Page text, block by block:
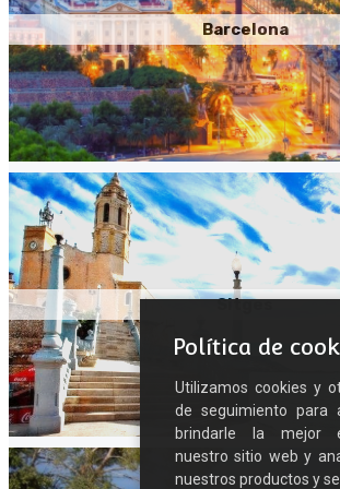
Barcelona
Sitges
Política de
Utilizamos cookies y
de seguimiento para
brindarle la mejor
nuestro sitio web y
nuestros productos y